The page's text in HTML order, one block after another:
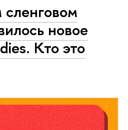
новое
Кто это